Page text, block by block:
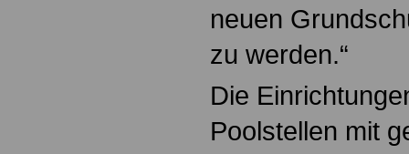
neuen
zu werden.“
Die
Poolstellen mit